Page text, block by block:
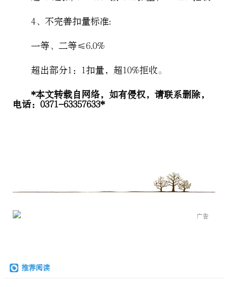
4、不完善扣量标准:
一等、二等≤6.0%
超出部分1：1扣量，超10%拒收。
*本文转载自网络，如有侵权，请联系删除，
电话：0371-63357633*
广告
推荐阅读